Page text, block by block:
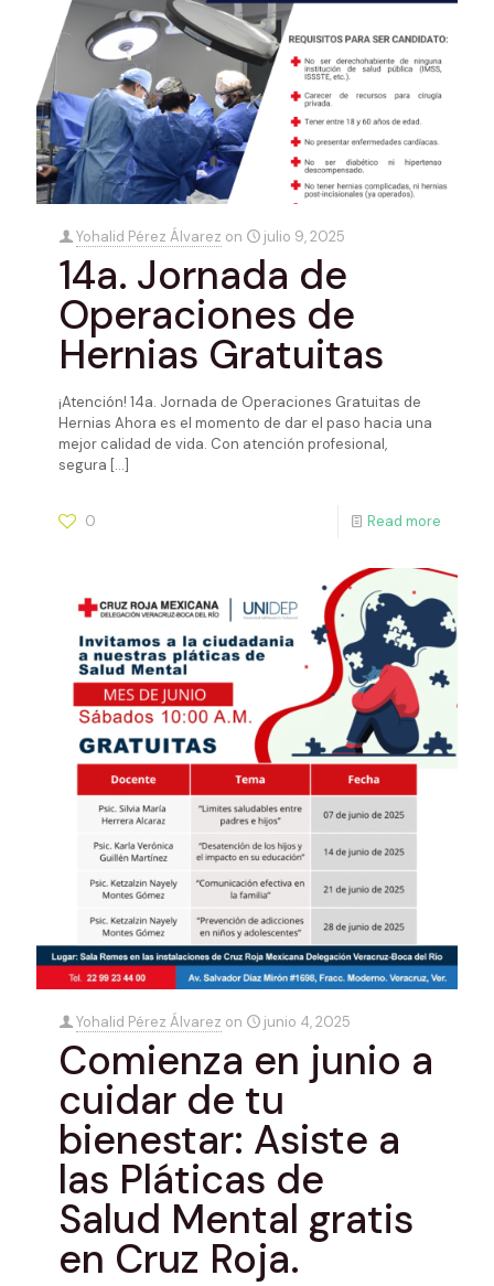
Yohalid Pérez Álvarez on julio 9, 2025
14a. Jornada de
Operaciones de
Hernias Gratuitas
¡Atención! 14a. Jornada de Operaciones Gratuitas de
Hernias Ahora es el momento de dar el paso hacia una
mejor calidad de vida. Con atención profesional,
segura […]
0 Read more
Yohalid Pérez Álvarez on junio 4, 2025
Comienza en junio a
cuidar de tu
bienestar: Asiste a
las Pláticas de
Salud Mental gratis
en Cruz Roja.